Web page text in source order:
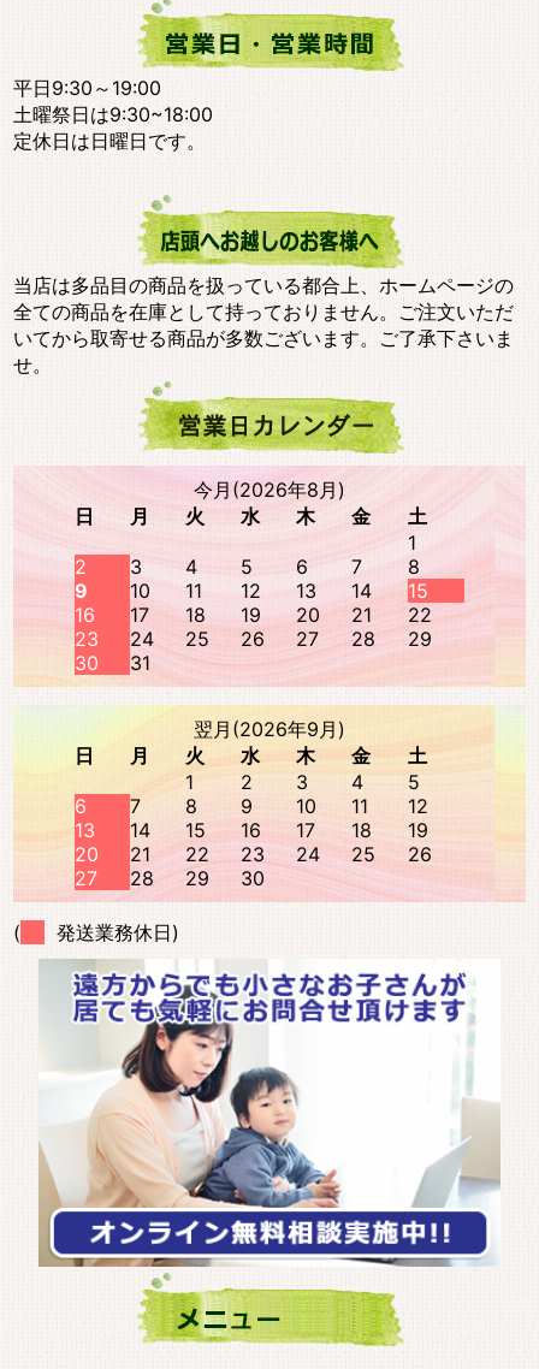
平日9:30～19:00
土曜祭日は9:30~18:00
定休日は日曜日です。
当店は多品目の商品を扱っている都合上、ホームページの
全ての商品を在庫として持っておりません。ご注文いただ
いてから取寄せる商品が多数ございます。ご了承下さいま
せ。
今月(2026年8月)
日
月 火 水 木 金
土
1
2
3 4 5 6 7
8
9
10 11 12 13 14
15
16
17 18 19 20 21
22
23
24 25 26 27 28
29
30
31
翌月(2026年9月)
日
月 火 水 木 金
土
1
2 3 4
5
6
7 8 9 10 11
12
13
14 15 16 17 18
19
20
21 22 23 24 25
26
27
28 29 30
( 発送業務休日)